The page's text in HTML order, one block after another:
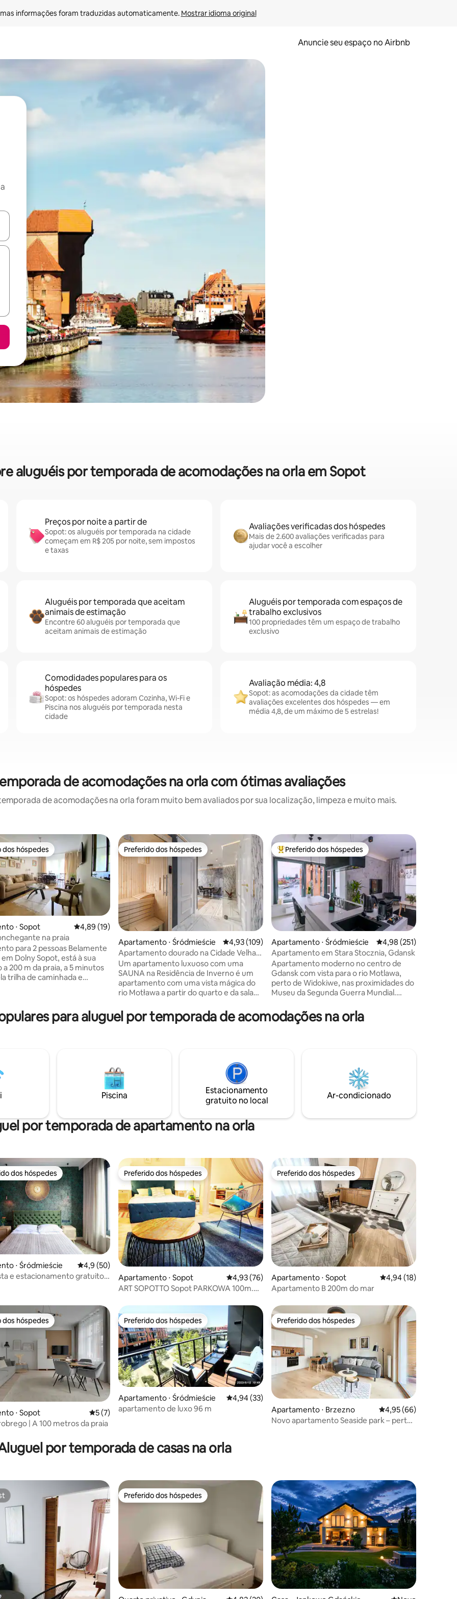
informações foram traduzidas automaticamente. Mostrar idioma original
Anuncie seu espaço no Airbnb
os usando as seta para cima e para baixo do teclado ou tocando e deslizando o dedo na tela.
aluguéis por temporada de acomodações na orla em Sopot
Preços por noite a partir de
Sopot: os aluguéis por temporada na cidade
começam em R$ 205 por noite, sem impostos
e taxas
Avaliações verificadas dos hóspedes
Mais de 2.600 avaliações verificadas para
ajudar você a escolher
Aluguéis por temporada que aceitam
animais de estimação
Encontre 60 aluguéis por temporada que
aceitam animais de estimação
Aluguéis por temporada com espaços de
trabalho exclusivos
100 propriedades têm um espaço de trabalho
exclusivo
Comodidades populares para os
hóspedes
Sopot: os hóspedes adoram Cozinha, Wi-Fi e
Piscina nos aluguéis por temporada nesta
cidade
Avaliação média: 4,8
Sopot: as acomodações da cidade têm
avaliações excelentes dos hóspedes — em
média 4,8, de um máximo de 5 estrelas!
de acomodações na orla com ótimas avaliações
de acomodações na orla foram muito bem avaliados por sua localização, limpeza e muito mais.
de 5, 56 avaliações
dos hóspedes
dos hóspedes
⋅ Sopot 4,89 de uma avaliação média de 5, 19 avaliações
4,89 (19)
na praia
2 pessoas Belamente
Dolny Sopot, está à sua
a 200 m da praia, a 5 minutos
com um lugar para trabalhar
1 quarto com cama
da cerca
Preferido dos hóspedes
Preferido dos hóspedes
Apartamento ⋅ Śródmieście 4,93 de uma avaliação média de 5, 109 avaliações
4,93 (109)
Apartamento dourado na Cidade Velha
com SAUNA
Um apartamento luxuoso com uma
SAUNA na Residência de Inverno é um
apartamento com uma vista mágica do
rio Motława a partir do quarto e da sala
construída Residência de Inverno, que
está localizada diretamente no Mercado
é composto por uma SAUNA, um quarto,
uma grande sala de estar, uma cozinha
totalmente equipada e um banheiro.
Entre os melhores preferidos dos hóspedes
Preferido dos hóspedes
Apartamento ⋅ Śródmieście 4,98 de uma avaliação
4,98 (251)
Apartamento em Stara Stocznia, Gdansk
Apartamento moderno no centro de
Gdansk com vista para o rio Motlawa,
perto de Widokiwe, nas proximidades do
Museu da Segunda Guerra Mundial.
segundo quarto tem duas camas de
solteiro continentais que podem ser
lavanderia, terraço, restaurantes. Espaço
de estacionamento disponível por um
para aluguel por temporada de acomodações na orla
Piscina
Estacionamento
gratuito no local
Ar-condicionado
por temporada de apartamento na orla
de 5, 22 avaliações
preferidos dos hóspedes
dos hóspedes
⋅ Śródmieście 4,9 de uma avaliação média de 5, 50 avaliações
4,9 (50)
e estacionamento gratuito -
Preferido dos hóspedes
Preferido dos hóspedes
Apartamento ⋅ Sopot 4,93 de uma avaliação média de 5, 76 avaliações
4,93 (76)
ART SOPOTTO Sopot PARKOWA 100m.
Preferido dos hóspedes
Preferido dos hóspedes
Apartamento ⋅ Sopot 4,94 de uma
4,94 (18)
Apartamento B 200m do mar
de 5, 64 avaliações
dos hóspedes
dos hóspedes
⋅ Sopot 5 de uma avaliação média de 5, 7 avaliações
5 (7)
| A 100 metros da praia
Preferido dos hóspedes
Preferido dos hóspedes
Apartamento ⋅ Śródmieście 4,94 de uma avaliação média de 5, 33 avaliações
4,94 (33)
apartamento de luxo 96 m
Preferido dos hóspedes
Preferido dos hóspedes
Apartamento ⋅ Brzezno 4,95 de uma
4,95 (66)
Novo apartamento Seaside park – perto
por temporada de casas na orla
Preferido dos hóspedes
Preferido dos hóspedes